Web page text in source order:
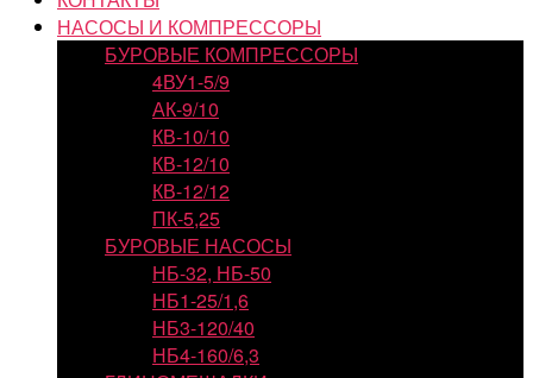
НАСОСЫ И КОМПРЕССОРЫ
БУРОВЫЕ КОМПРЕССОРЫ
4ВУ1-5/9
АК-9/10
КВ-10/10
КВ-12/10
КВ-12/12
ПК-5,25
БУРОВЫЕ НАСОСЫ
НБ-32, НБ-50
НБ1-25/1,6
НБ3-120/40
НБ4-160/6,3